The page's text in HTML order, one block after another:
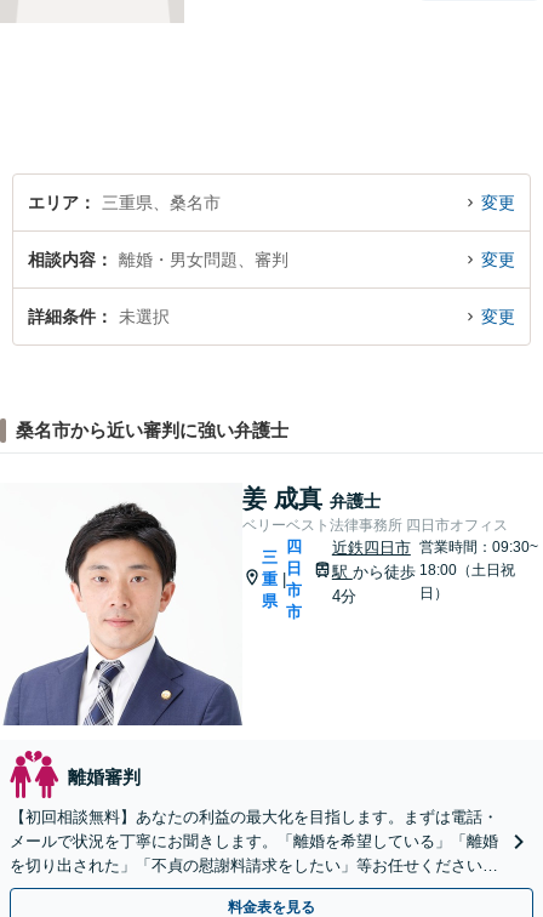
エリア 三重県、桑名市 変更
相談内容 離婚・男女問題、審判 変更
詳細条件 未選択 変更
桑名市から近い審判に強い弁護士
姜 成真 弁護士
ベリーベスト法律事務所 四日市オフィス
三
重
県
四
日
市
市
近鉄四日市
駅 から徒歩
4分
営業時間：09:30~
18:00（土日祝
日）
離婚審判
【初回相談無料】あなたの利益の最大化を目指します。まずは電話・
メールで状況を丁寧にお聞きします。「離婚を希望している」「離婚
を切り出された」「不貞の慰謝料請求をしたい」等お任せください。
【リーズナブルな料金設定】
料金表を見る